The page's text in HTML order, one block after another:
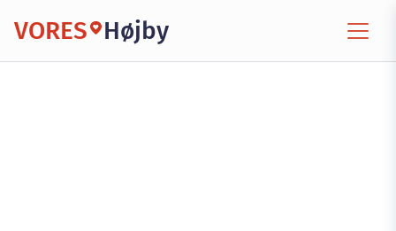
VORES Højby